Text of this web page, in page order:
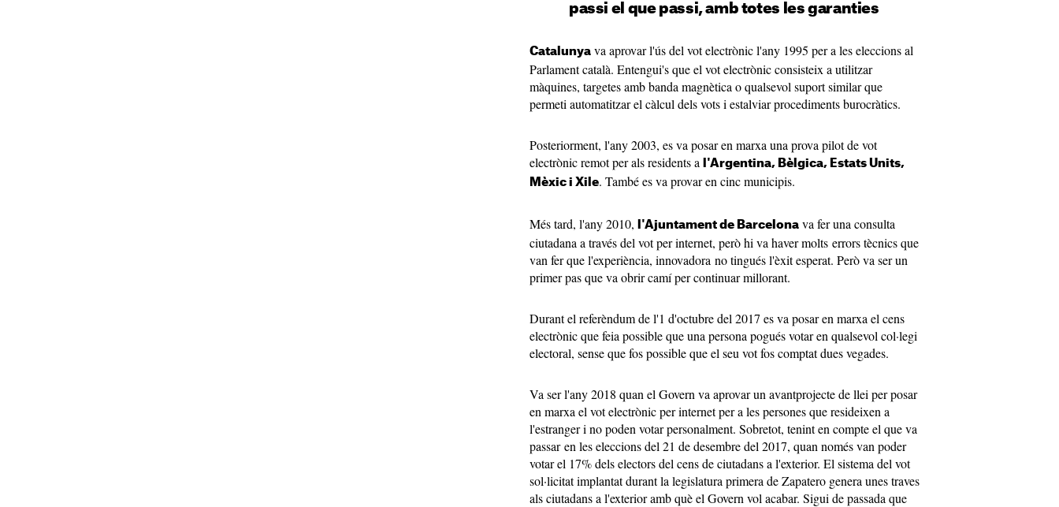
passi el que passi, amb totes les garanties
Catalunya va aprovar l'ús del vot electrònic l'any 1995 per a les eleccions al
Parlament català. Entengui's que el vot electrònic consisteix a utilitzar
màquines, targetes amb banda magnètica o qualsevol suport similar que
permeti automatitzar el càlcul dels vots i estalviar procediments burocràtics.
Posteriorment, l'any 2003, es va posar en marxa una prova pilot de vot
electrònic remot per als residents a
l'Argentina, Bèlgica, Estats Units,
Mèxic i Xile. També es va provar en cinc municipis.
Més tard, l'any 2010, l'Ajuntament de Barcelona va fer una consulta
ciutadana a través del vot per internet, però hi va haver molts errors tècnics que
van fer que l'experiència, innovadora no tingués l'èxit esperat. Però va ser un
primer pas que va obrir camí per continuar millorant.
Durant el referèndum de l'1 d'octubre del 2017 es va posar en marxa el cens
electrònic que feia possible que una persona pogués votar en qualsevol col·legi
electoral, sense que fos possible que el seu vot fos comptat dues vegades.
Va ser l'any 2018 quan el Govern va aprovar un avantprojecte de llei per posar
en marxa el vot electrònic per internet per a les persones que resideixen a
l'estranger i no poden votar personalment. Sobretot, tenint en compte el que va
passar en les eleccions del 21 de desembre del 2017, quan només van poder
votar el 17% dels electors del cens de ciutadans a l'exterior. El sistema del vot
sol·licitat implantat durant la legislatura primera de Zapatero genera unes traves
als ciutadans a l'exterior amb què el Govern vol acabar. Sigui de passada que